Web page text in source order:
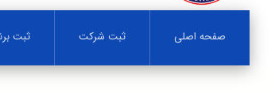
صفحه اصلی ثبت شرکت ثبت